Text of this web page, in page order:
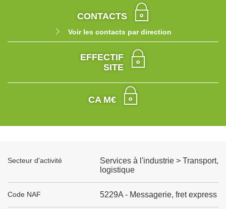
CONTACTS
Voir les contacts par direction
EFFECTIF
SITE
CA M€
Secteur d'activité
Services à l'industrie > Transport,
logistique
Code NAF 5229A - Messagerie, fret express